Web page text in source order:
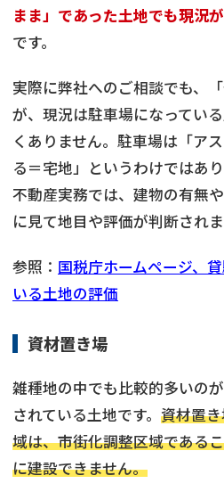
まま」であった土地でも現況
です。
実際に弊社へのご相談でも、
が、現況は駐車場になってい
くありません。駐車場は「ア
る＝宅地」というわけではあり
不動産実務では、建物の有無
に見て地目や評価が判断されま
参照： 国税庁ホームページ、
いる土地の評価
資材置き場
雑種地の中でも比較的多いの
されている土地です。 資材置
域は、市街化調整区域である
に建設できません。
不動産の売却でお悩